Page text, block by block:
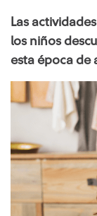
Las
los niños
esta época de